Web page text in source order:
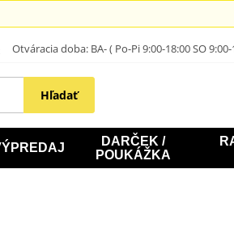
Otváracia doba: BA- ( Po-Pi 9:00-18:00 SO
Hľadať
DARČEK /
POUKÁŽKA